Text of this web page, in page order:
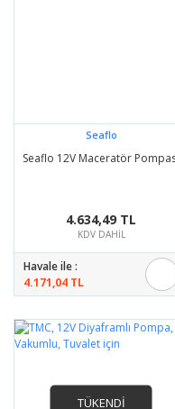
Seaflo
Seaflo 12V Maceratör
4.634,49 TL
KDV DAHİL
Havale ile :
4.171,04 TL
TÜKENDİ